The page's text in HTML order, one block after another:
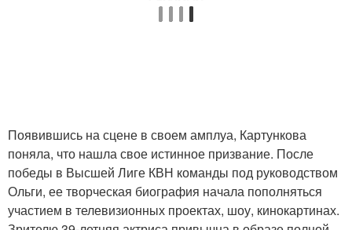
Появившись на сцене в своем амплуа, Картункова
поняла, что нашла свое истинное призвание. После
победы в Высшей Лиге КВН команды под руководством
Ольги, ее творческая биография начала пополняться
участием в телевизионных проектах, шоу, кинокартинах.